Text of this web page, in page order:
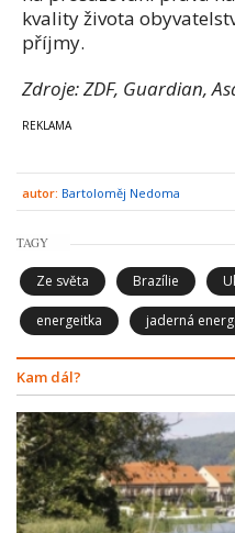
kvality života
příjmy.
Zdroje: ZDF, Guardian,
autor: Bartoloměj Nedoma
TAGY
Ze světa Brazílie
energeitka jaderná
Kam dál?